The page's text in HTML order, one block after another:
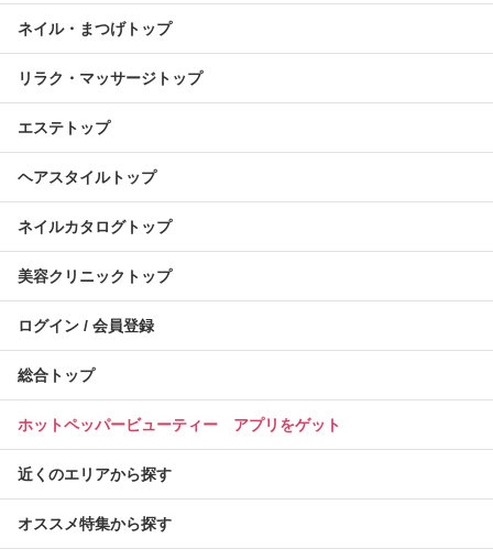
ネイル・まつげトップ
リラク・マッサージトップ
エステトップ
ヘアスタイルトップ
ネイルカタログトップ
美容クリニックトップ
ログイン / 会員登録
総合トップ
ホットペッパービューティー アプリをゲット
近くのエリアから探す
オススメ特集から探す